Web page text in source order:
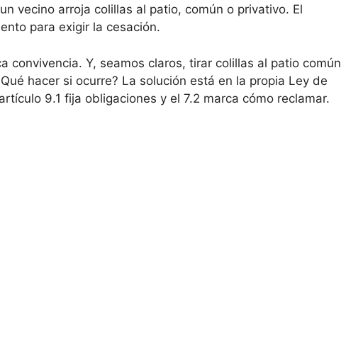
vecino arroja colillas al patio, común o privativo. El
para exigir la cesación.
convivencia. Y, seamos claros, tirar colillas al patio común
hacer si ocurre? La solución está en la propia Ley de
9.1 fija obligaciones y el 7.2 marca cómo reclamar.